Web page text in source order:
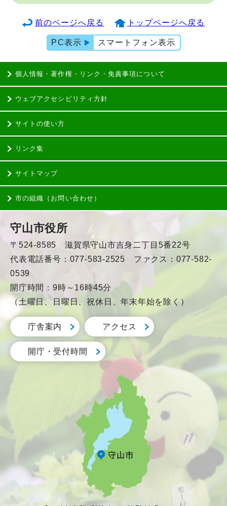
前のページへ戻る トップページへ戻る
PC表示 スマートフォン表示
個人情報・著作権・リンク・免責事項について
ウェブアクセシビリティ方針
サイトの使い方
リンク集
サイトマップ
市の組織（お問い合わせ）
守山市役所
〒524-8585 滋賀県守山市吉身二丁目5番22号
代表電話番号：077-583-2525 ファクス：077-582-
0539
開庁時間：9時～16時45分
（土曜日、日曜日、祝休日、年末年始を除く）
庁舎案内 アクセス
開庁・受付時間